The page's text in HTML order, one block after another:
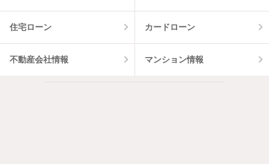
住宅ローン カードローン
不動産会社情報 マンション情報